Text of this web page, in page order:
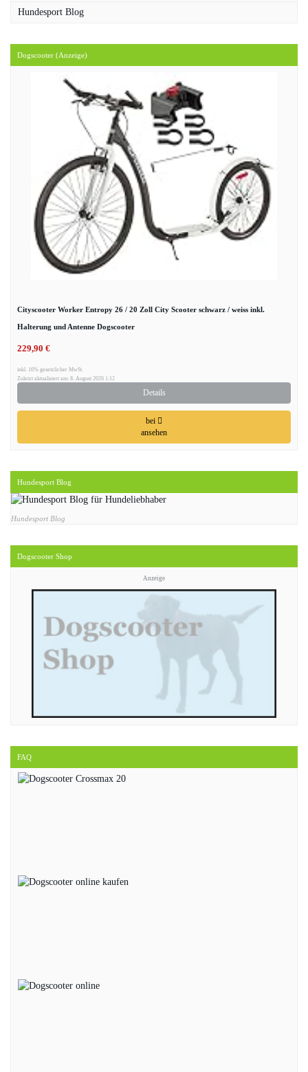
Hundesport Blog
Dogscooter (Anzeige)
Cityscooter Worker Entropy 26 / 20 Zoll City Scooter schwarz / weiss inkl.
Halterung und Antenne Dogscooter
229,90 €
inkl. 16% gesetzlicher MwSt.
Zuletzt aktualisiert am: 8. August 2026 1:12
Details
bei
ansehen
Hundesport Blog
Hundesport Blog
Dogscooter Shop
Anzeige
FAQ